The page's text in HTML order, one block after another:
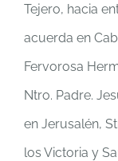
Tejero, hacia
acuerda en
Fervorosa
Ntro. Padre.
en Jerusalén,
los Victoria y